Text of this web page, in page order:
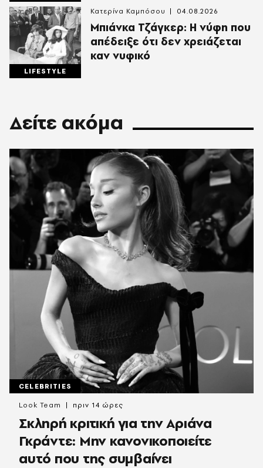
LIFESTYLE
Mπιάνκα Τζάγκερ: Η νύφη που
απέδειξε ότι δεν χρειάζεται
καν νυφικό
Κατερίνα Καμπόσου 04.08.2026
Δείτε ακόμα
CELEBRITIES
Σκληρή κριτική για την Αριάνα
Γκράντε: Μην κανονικοποιείτε
αυτό που της συμβαίνει
Look Team πριν 14 ώρες